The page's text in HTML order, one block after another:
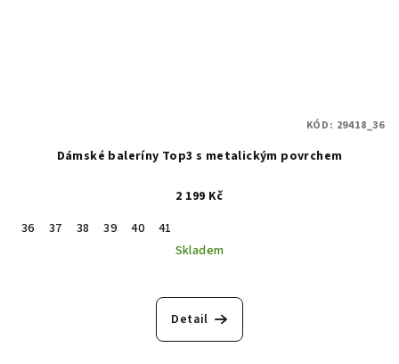
Dámské baleríny Top3 s metalickým povrchem
2 199 Kč
36
37 38 39 40
41
Skladem
Detail
KÓD: 29418_36